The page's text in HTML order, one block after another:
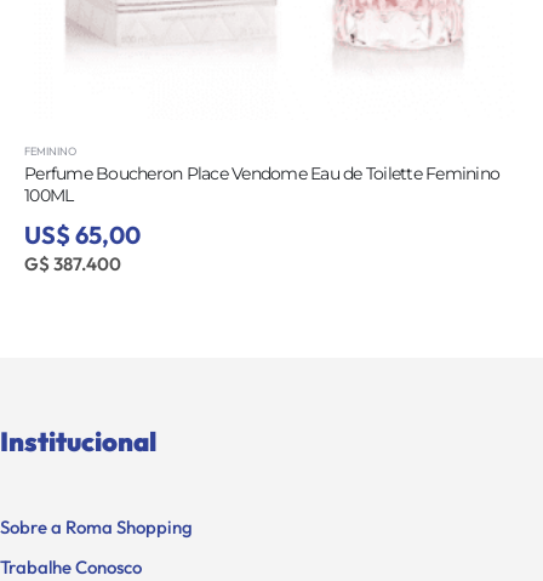
FEMININO
Perfume Boucheron Place Vendome Eau de Toilette Feminino
100ML
US$ 65,00
G$ 387.400
Institucional
Sobre a Roma Shopping
Trabalhe Conosco